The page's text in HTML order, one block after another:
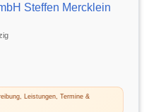
Steffen Mercklein
Leistungen, Termine &